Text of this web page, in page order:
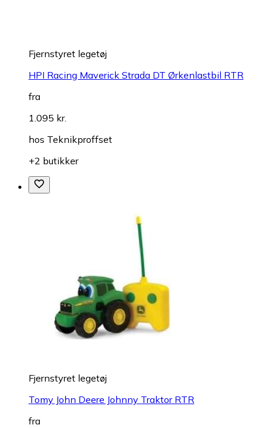
Fjernstyret legetøj
HPI Racing Maverick Strada DT Ørkenlastbil RTR
fra
1.095 kr.
hos Teknikproffset
+2 butikker
Fjernstyret legetøj
Tomy John Deere Johnny Traktor RTR
fra